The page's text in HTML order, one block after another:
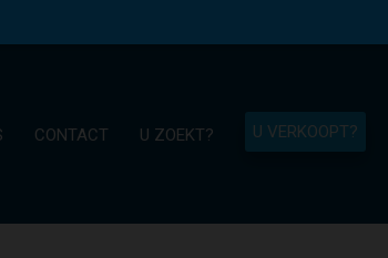
CONTACT U ZOEKT? U VERKOOPT?